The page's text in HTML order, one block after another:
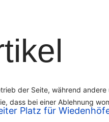
der Seite, während
dass bei einer Ablehnung